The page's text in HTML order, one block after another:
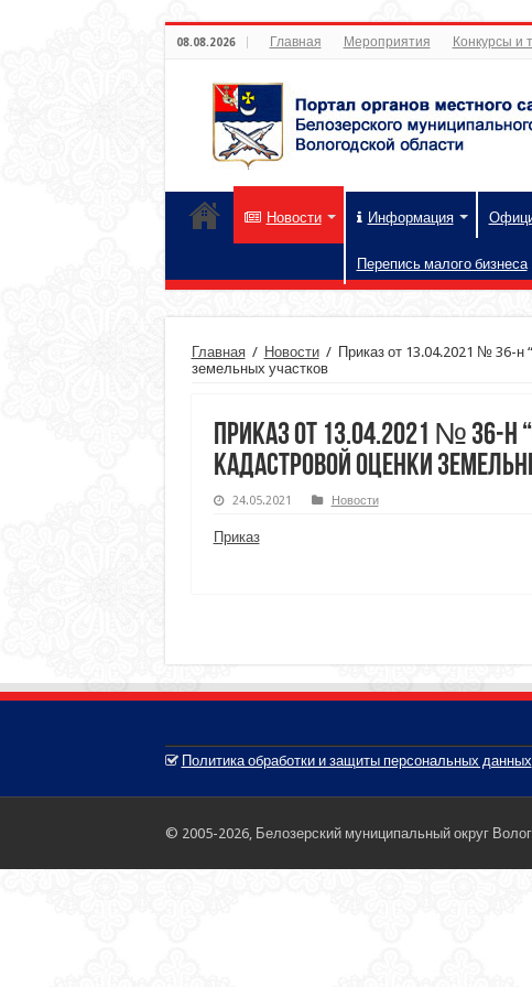
08.08.2026 Главная Мероприятия Конкурсы и
Новости Информация
Перепись малого бизнеса
Главная / Новости / Приказ от 13.04.2021 № 36-н
земельных участков
Приказ от 13.04.2021 № 36-н
кадастровой оценки
24.05.2021 Новости
Приказ
Политика обработки и защиты персональных данных
© 2005-2026, Белозерский муниципальный округ